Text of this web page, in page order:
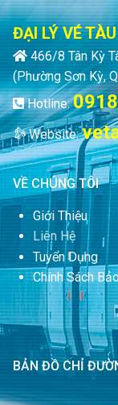
ĐẠI LÝ VÉ
466/8 Tân Kỳ
(Phường Sơn Kỳ,
Hotline:
Website:
VỀ CHÚNG TÔI
Giới Thiệu
Liên Hệ
Tuyển Dụng
Chính Sách
BẢN ĐỒ CHỈ